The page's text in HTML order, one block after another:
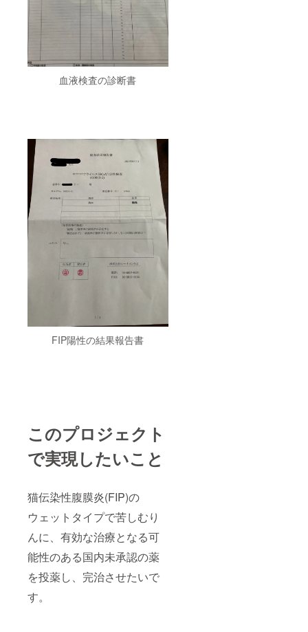
血液検査の診断書
FIP陽性の結果報告書
このプロジェクト
で実現したいこと
猫伝染性腹膜炎(FIP)の
ウェットタイプで苦しむり
んに、有効な治療となる可
能性のある国内未承認の薬
を投薬し、完治させたいで
す。